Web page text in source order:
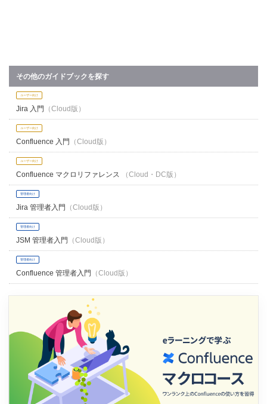
その他のガイドブックを探す
ユーザー向け
Jira 入門 （Cloud版）
ユーザー向け
Confluence 入門 （Cloud版）
ユーザー向け
Confluence マクロリファレンス （Cloud・DC版）
管理者向け
Jira 管理者入門 （Cloud版）
管理者向け
JSM 管理者入門 （Cloud版）
管理者向け
Confluence 管理者入門 （Cloud版）